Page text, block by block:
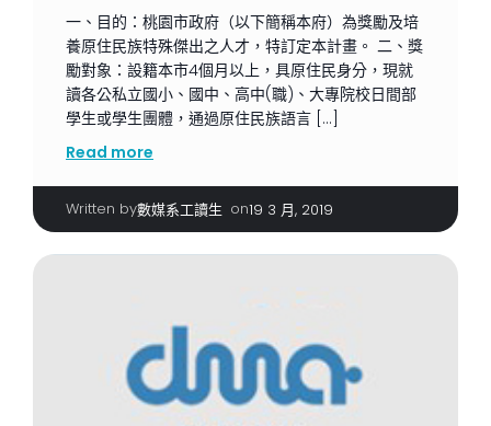
一、目的：桃園市政府（以下簡稱本府）為獎勵及培
養原住民族特殊傑出之人才，特訂定本計畫。 二、獎
勵對象：設籍本市4個月以上，具原住民身分，現就
讀各公私立國小、國中、高中(職)、大專院校日間部
學生或學生團體，通過原住民族語言 […]
Read more
Written by數媒系工讀生 on19 3 月, 2019